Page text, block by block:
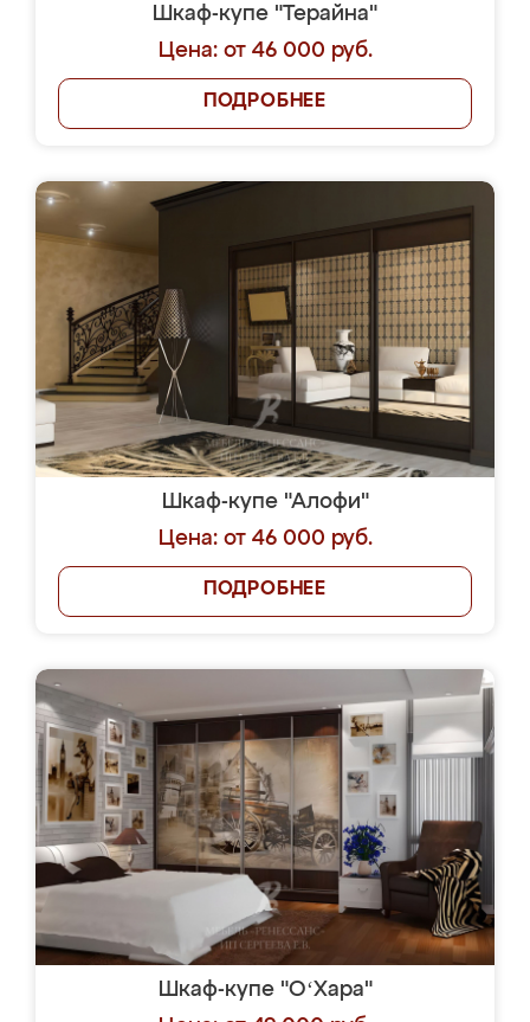
Шкаф-купе "Терайна"
Цена: от 46 000 руб.
ПОДРОБНЕЕ
Шкаф-купе "Алофи"
Цена: от 46 000 руб.
ПОДРОБНЕЕ
Шкаф-купе "OʻХара"